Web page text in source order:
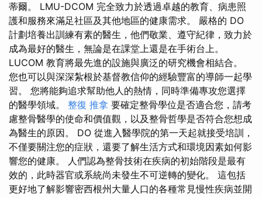
蒂爾。 LMU-DCOM 完全致力於透過卓越的教育、病患照
護和服務來滿足社區及其他地區的健康需求。 嚴格的 DO
計劃培養出訓練有素的醫生，他們敬業、遵守紀律，致力於
成為最好的醫生，無論是在課堂上還是在手術台上。
LUCOM 教育將最先進的設施與廣泛的研究機會相結合。
您也可以與深深紮根於基督教信仰的經驗豐富的導師一起學
習。 您將能夠追求幫助他人的熱情，同時準備專攻您選擇
的醫學領域。 整復 推拿 要確定整骨學位是否適合您，請考
慮整骨醫學的使命和價值觀，以及整骨哲學是否符合您想成
為醫生的原因。 DO 從進入醫學院的第一天起就接受培訓，
不僅要關注您的症狀，還要了解生活方式和環境因素如何影
響您的健康。 人們認為整骨技術在疾病的初始階段是最有
效的，此時器官或系統尚未發生不可逆轉的變化。 這包括
更好地了解影響密西根州大量人口的各種常見慢性疾病並開